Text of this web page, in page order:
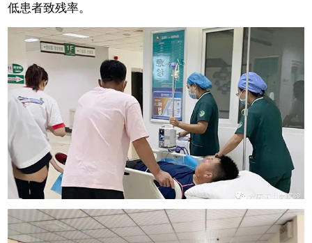
低患者致残率。